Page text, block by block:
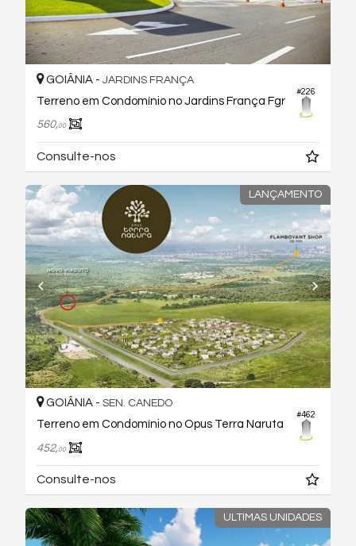
#226
GOIÂNIA - JARDINS FRANÇA
Terreno em Condomínio no Jardins França Fgr
560,00
Consulte-nos
LANÇAMENTO
#462
GOIÂNIA - SEN. CANEDO
Terreno em Condomínio no Opus Terra Naruta
452,00
Consulte-nos
ULTIMAS UNIDADES